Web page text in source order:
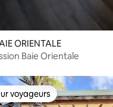
ORIENTALE
Baie Orientale
voyageurs
voyageurs